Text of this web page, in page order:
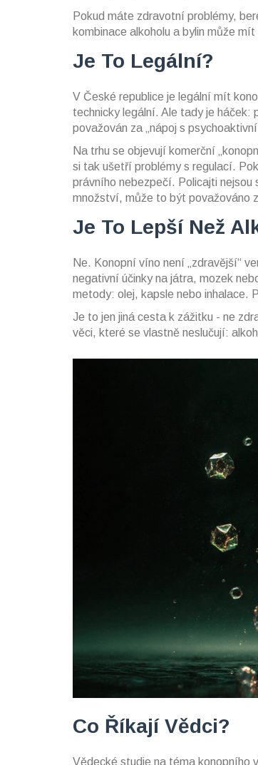
Pokud máte zdravotní problémy,
kombinace alkoholu a bylin může
Je To Legální?
V České republice je legální mít
technicky legální. Ale tady je háček:
považován za „nápoj s
Na trhu se objevují komerční
si tak ušetří problémy s regulací.
právního nebezpečí. Policajti nejsou
množství, může to být považováno
Je To Lepší Než
Ne. Konopní víno není „zdravější“
negativní účinky na játra, mozek
metody: olej, kapsle nebo inhalace.
Je to jen jiná cesta k zážitku - ne
věci, které se vlastně neslučují:
Co Říkají Vědci?
Vědecké studie na téma konopního